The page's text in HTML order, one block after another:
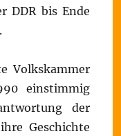
DDR bis Ende
Volkskammer
einstimmig
der
Geschichte